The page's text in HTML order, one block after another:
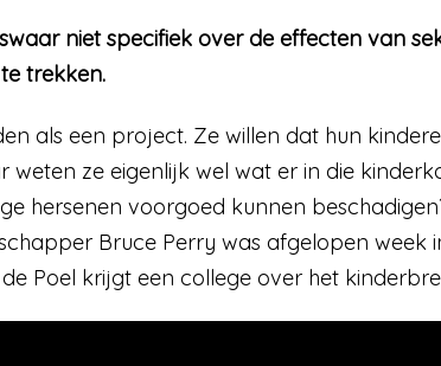
niet specifiek over de effecten van
trekken.
als een project. Ze willen dat hun
weten ze eigenlijk wel wat er in die
hersenen voorgoed kunnen
Bruce Perry was afgelopen week
Poel krijgt een college over het